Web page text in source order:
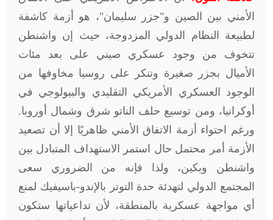
الأمني بين الصين و"جزر سليمان"، هو أزمة كاشفة
لطبيعة النظام الدولي المزدوجة، حيث إن واشنطن
تتخوف من وجود عسكري صيني على بعد مئات
الأميال بجزر صغيرة وتنكر على روسيا مخاوفها من
الوجود العسكري الأمريكي التقليدي والبيولوجي في
أوكرانيا، ومن توسيع حلف الناتو شرق وشمال أوروبا.
ورغم احتواء أزمة الاتفاق الأمني ظاهريًا إلا أن تصعيد
الأزمة أمر محتمل حال استمر الاستهداف المتبادل بين
واشنطن وبكين، ولذا فإنه من الضروري سعى
المجتمع الدولي لتهدئة حدة التوتر بالإندو-باسيفيك لمنع
أي مواجهة عسكرية بالمنطقة، لأن تداعياتها ستكون